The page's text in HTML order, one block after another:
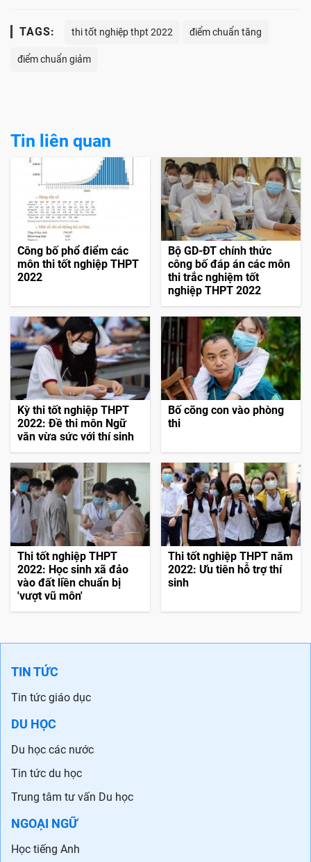
TAGS: thi tốt nghiệp thpt 2022 điểm chuẩn tăng
điểm chuẩn giảm
Tin liên quan
Công bố phổ điểm các
môn thi tốt nghiệp THPT
2022
Bộ GD-ĐT chính thức
công bố đáp án các môn
thi trắc nghiệm tốt
nghiệp THPT 2022
Kỳ thi tốt nghiệp THPT
2022: Đề thi môn Ngữ
văn vừa sức với thí sinh
Bố cõng con vào phòng
thi
Thi tốt nghiệp THPT
2022: Học sinh xã đảo
vào đất liền chuẩn bị
'vượt vũ môn'
Thi tốt nghiệp THPT năm
2022: Ưu tiên hỗ trợ thí
sinh
TIN TỨC
Tin tức giáo dục
DU HỌC
Du học các nước
Tin tức du học
Trung tâm tư vấn Du học
NGOẠI NGỮ
Học tiếng Anh